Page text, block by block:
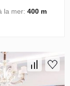
la mer:400 m